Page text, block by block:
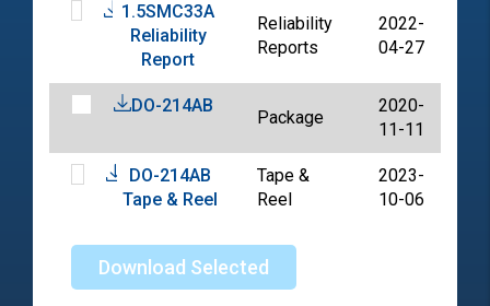
1.5SMC33A
Reliability
Report
Reliability
Reports
2022-
04-27
DO-214AB
Package
2020-
11-11
DO-214AB
Tape & Reel
Tape &
Reel
2023-
10-06
Download Selected